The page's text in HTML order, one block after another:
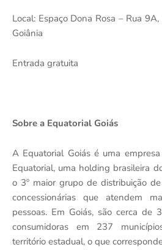
Local: Espaço Dona Rosa – Rua
Goiânia
Entrada gratuita
Sobre a Equatorial Goiás
A Equatorial Goiás é uma
Equatorial, uma holding brasileira
o 3º maior grupo de distribuição
concessionárias que atendem
pessoas. Em Goiás, são cerca de
consumidoras em 237
território estadual, o que